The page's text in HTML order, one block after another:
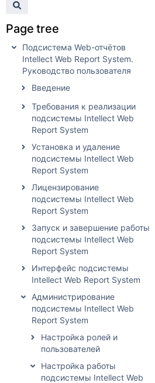
Page tree
Подсистема Web-отчётов
Intellect Web Report System.
Руководство пользователя
Введение
Требования к реализации
подсистемы Intellect Web
Report System
Установка и удаление
подсистемы Intellect Web
Report System
Лицензирование
подсистемы Intellect Web
Report System
Запуск и завершение работы
подсистемы Intellect Web
Report System
Интерфейс подсистемы
Intellect Web Report System
Администрирование
подсистемы Intellect Web
Report System
Настройка ролей и
пользователей
Настройка работы
подсистемы Intellect Web